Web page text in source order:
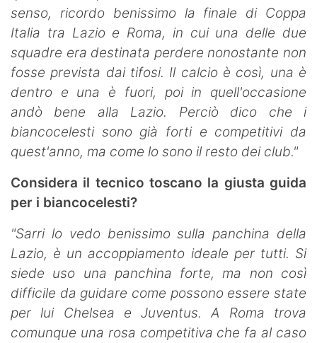
senso, ricordo benissimo la finale di Coppa
Italia tra Lazio e Roma, in cui una delle due
squadre era destinata perdere nonostante non
fosse prevista dai tifosi. Il calcio è così, una è
dentro e una è fuori, poi in quell'occasione
andò bene alla Lazio. Perciò dico che i
biancocelesti sono già forti e competitivi da
quest'anno, ma come lo sono il resto dei club."
Considera il tecnico toscano la giusta guida
per i biancocelesti?
"Sarri lo vedo benissimo sulla panchina della
Lazio, è un accoppiamento ideale per tutti. Si
siede uso una panchina forte, ma non così
difficile da guidare come possono essere state
per lui Chelsea e Juventus. A Roma trova
comunque una rosa competitiva che fa al caso